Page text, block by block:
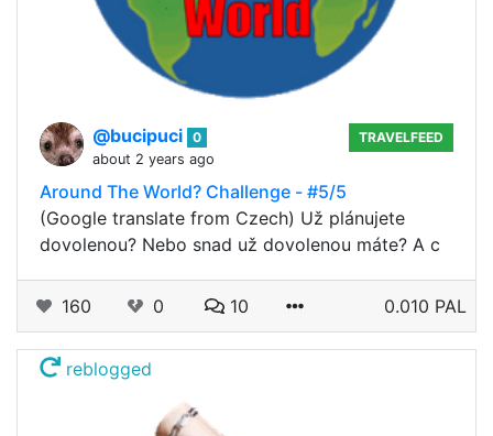
@bucipuci 0
about 2 years ago
TRAVELFEED
Around The World? Challenge - #5/5
(Google translate from Czech) Už plánujete
dovolenou? Nebo snad už dovolenou máte? A c
160 0 10 0.010 PAL
reblogged